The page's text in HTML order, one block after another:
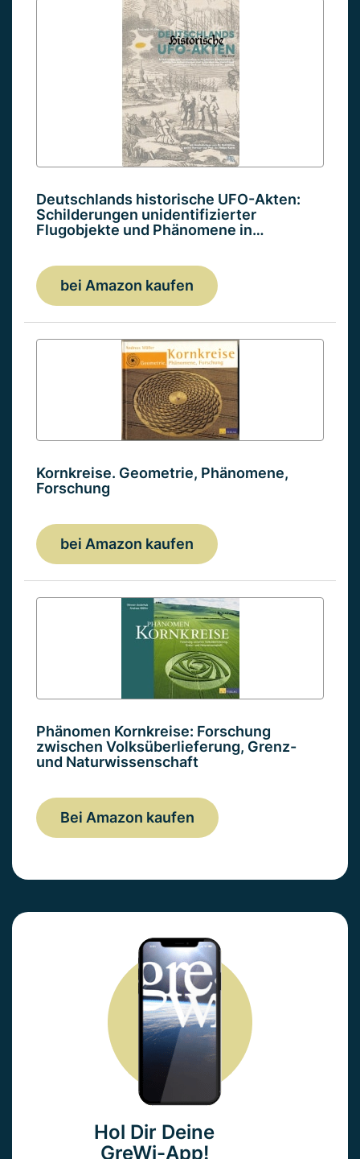
Deutschlands historische UFO-Akten:
Schilderungen unidentifizierter
Flugobjekte und Phänomene in…
bei Amazon kaufen
Kornkreise. Geometrie, Phänomene,
Forschung
bei Amazon kaufen
Phänomen Kornkreise: Forschung
zwischen Volksüberlieferung, Grenz-
und Naturwissenschaft
Bei Amazon kaufen
Hol Dir Deine
GreWi-App!